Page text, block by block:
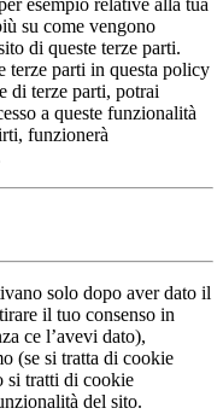
su come vengono
di queste terze parti.
terze parti in questa policy
di terze parti, potrai
a queste funzionalità
funzionerà
solo dopo aver dato il
il tuo consenso in
ce l’avevi dato),
(se si tratta di cookie
si tratti di cookie
del sito.